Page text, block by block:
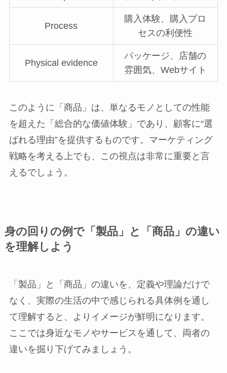
Process
購入体験、購入プロ
セスの利便性
Physical evidence
パッケージ、店舗の
雰囲気、Webサイト
このように「商品」は、単なるモノとしての性能
を超えた「総合的な価値体験」であり、顧客に“選
ばれる理由”を提供するものです。マーケティング
戦略を考える上でも、この視点は非常に重要と言
えるでしょう。
身の回りの例で「製品」と「商品」の違い
を理解しよう
「製品」と「商品」の違いを、定義や理論だけで
なく、実際の生活の中で感じられる具体例を通し
て理解すると、よりイメージが鮮明になります。
ここでは身近なモノやサービスを通して、両者の
違いを掘り下げてみましょう。